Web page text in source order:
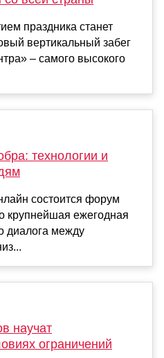
праздника станет
вертикальный забег
– самого высокого
технологии и
состоится форум
крупнейшая ежегодная
диалога между
научат
ограничений